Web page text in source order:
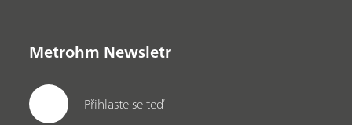
Metrohm Newsletr
Přihlaste se teď